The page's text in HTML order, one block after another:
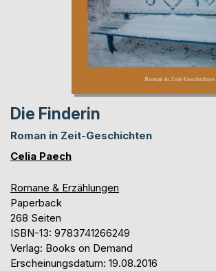
Die Finderin
Roman in Zeit-Geschichten
Celia Paech
Romane & Erzählungen
Paperback
268 Seiten
ISBN-13: 9783741266249
Verlag: Books on Demand
Erscheinungsdatum: 19.08.2016